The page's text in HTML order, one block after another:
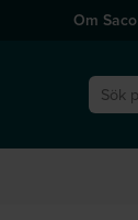
Om Saco